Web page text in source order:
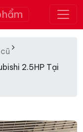
2.5HP Tại